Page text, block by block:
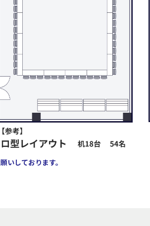
いしております。